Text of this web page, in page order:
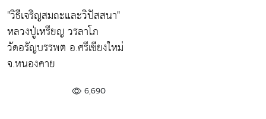
"วิธีเจริญสมถะและวิปัสสนา"
หลวงปู่เหรียญ วรลาโภ
วัดอรัญบรรพต อ.ศรีเชียงใหม่
จ.หนองคาย
6,690